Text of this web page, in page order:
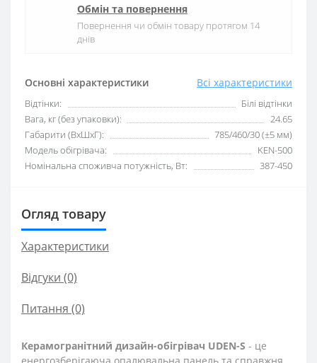
Основні характеристики Всі характеристики
Відтінки:
Білі відтінки
Вага, кг (без упаковки):
24.65
Габарити (ВхШхГ):
785/460/30 (±5 мм)
Модель обігрівача:
KEN-500
Номінальна споживча потужність, Вт:
387-450
Обмін та повернення
Повернення чи обмін товару протягом 14
днів
Огляд товару
Характеристики
Відгуки (0)
Питання (0)
Керамогранітний дизайн-обігрівач UDEN-S - це